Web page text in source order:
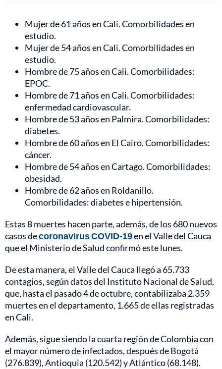
Mujer de 61 años en Cali. Comorbilidades en
estudio.
Mujer de 54 años en Cali. Comorbilidades en
estudio.
Hombre de 75 años en Cali. Comorbilidades:
EPOC.
Hombre de 71 años en Cali. Comorbilidades:
enfermedad cardiovascular.
Hombre de 53 años en Palmira. Comorbilidades:
diabetes.
Hombre de 60 años en El Cairo. Comorbilidades:
cáncer.
Hombre de 54 años en Cartago. Comorbilidades:
obesidad.
Hombre de 62 años en Roldanillo.
Comorbilidades: diabetes e hipertensión.
Estas 8 muertes hacen parte, además, de los 680 nuevos
casos decoronavirus COVID-19en el Valle del Cauca
que el Ministerio de Salud confirmó este lunes.
De esta manera, el Valle del Cauca llegó a 65.733
contagios, según datos del Instituto Nacional de Salud,
que, hasta el pasado 4 de octubre, contabilizaba 2.359
muertes en el departamento, 1.665 de ellas registradas
en Cali.
Además, sigue siendo la cuarta región de Colombia con
el mayor número de infectados, después de Bogotá
(276.839), Antioquia (120.542) y Atlántico (68.148).